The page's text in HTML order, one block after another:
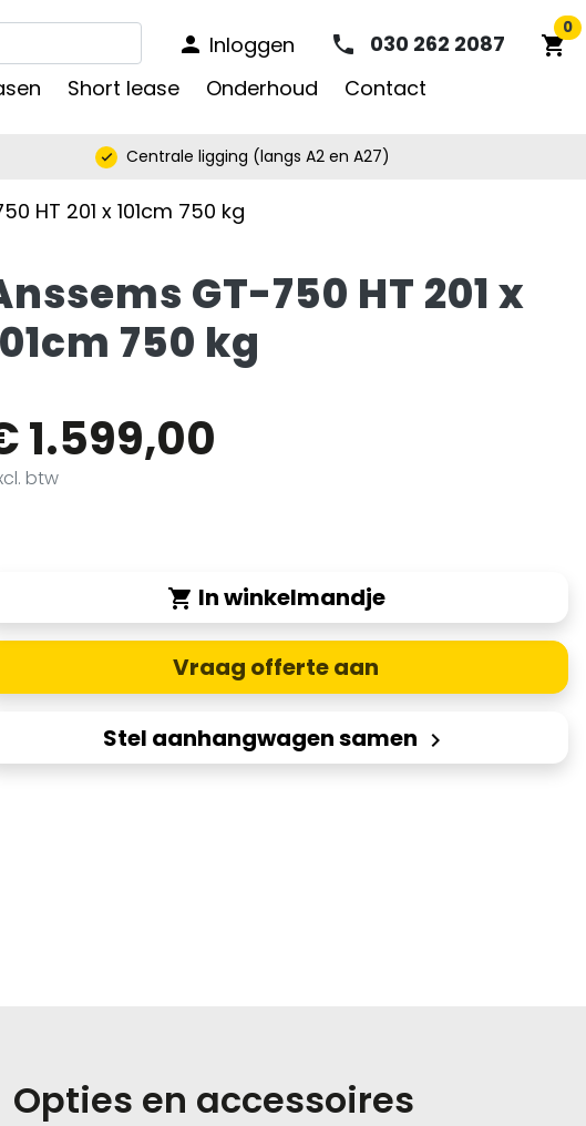
person Inloggen phone 030 262 2087 shopping_cart
0
Short lease Onderhoud Contact
check Centrale ligging (langs A2 en A27)
HT 201 x 101cm 750 kg
GT-750 HT 201 x
750 kg


1.599,00
btw
shopping_cart In winkelmandje
Vraag offerte aan
Stel aanhangwagen samen keyboard_arrow_right
Opties en accessoires